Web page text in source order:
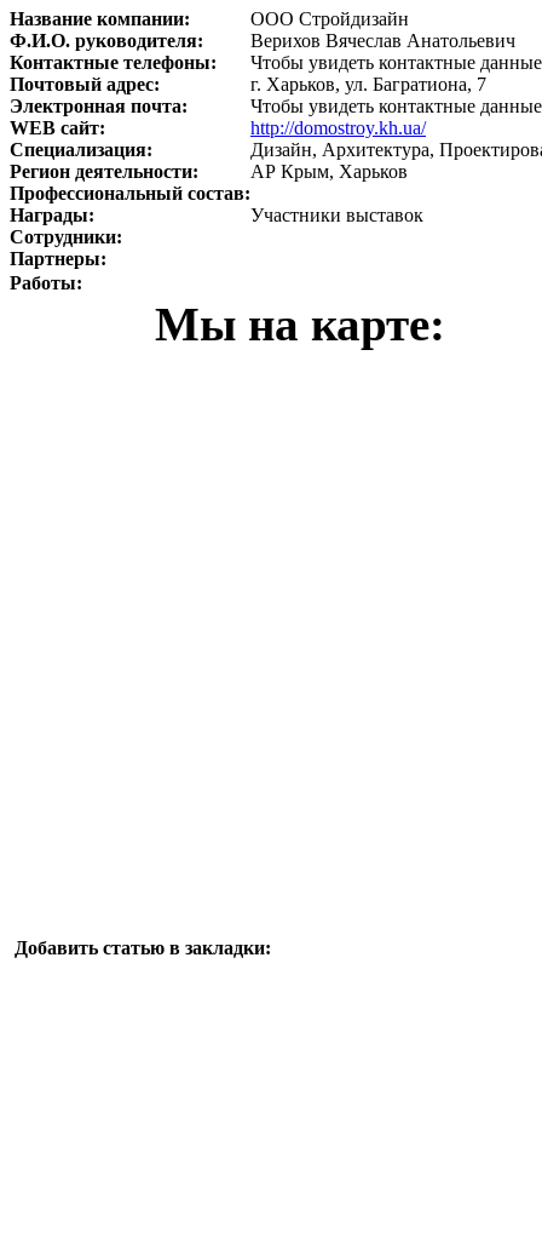
Название компании:
ООО Стройдизайн
Ф.И.О. руководителя:
Верихов Вячеслав Анатольевич
Контактные телефоны:
Чтобы увидеть контактные
Почтовый адрес:
г. Харьков, ул. Багратиона, 7
Электронная почта:
Чтобы увидеть контактные
WEB сайт:
http://domostroy.kh.ua/
Специализация:
Дизайн, Архитектура,
Регион деятельности:
АР Крым, Харьков
Профессиональный состав:
Награды:
Участники выставок
Сотрудники:
Партнеры:
Работы:
Мы на карте:
Добавить статью в закладки: